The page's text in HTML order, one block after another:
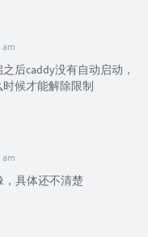
am
后caddy没有自动启动，
候才能解除限制
am
，具体还不清楚